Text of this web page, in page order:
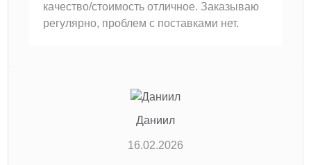
качество/стоимость отличное. Заказываю
регулярно, проблем с поставками нет.
Даниил
16.02.2026